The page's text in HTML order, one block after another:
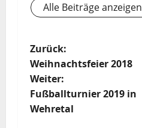
Alle Beiträge anzeigen
B
e
i
Zurück:
Weihnachtsfeier 2018
Weiter:
Fußballturnier 2019 in
Wehretal